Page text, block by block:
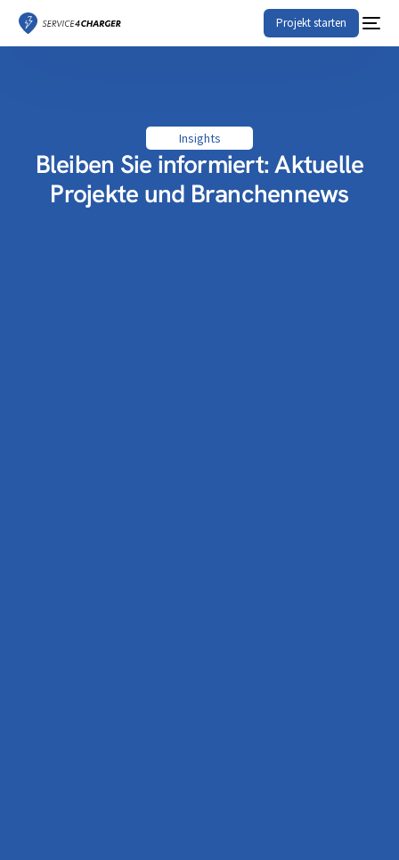
Projekt starten
Insights
Bleiben Sie informiert: Aktuelle
Projekte und Branchennews